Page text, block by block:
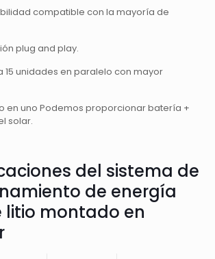
compatible con la mayoría de
plug and play.
15 unidades en paralelo con mayor
en uno Podemos proporcionar batería +
solar.
del sistema de
de energía
litio montado en